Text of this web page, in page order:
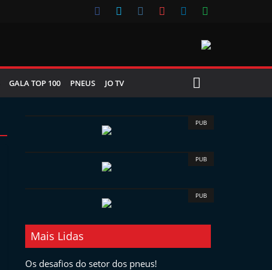
GALA TOP 100 PNEUS JO TV
PUB
PUB
PUB
Mais Lidas
Os desafios do setor dos pneus!